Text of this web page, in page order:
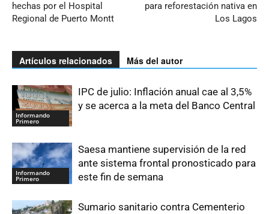
hechas por el Hospital
Regional de Puerto Montt
para reforestación nativa en
Los Lagos
Artículos relacionados Más del autor
Informando
Primero
IPC de julio: Inflación anual cae al 3,5%
y se acerca a la meta del Banco Central
Informando
Primero
Saesa mantiene supervisión de la red
ante sistema frontal pronosticado para
este fin de semana
Sumario sanitario contra Cementerio